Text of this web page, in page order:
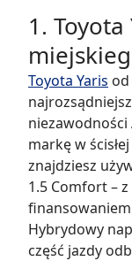
1.
Toyota Yaris
niezawodności
markę w
znajdziesz
1.5 Comfort –
Hybrydowy
część jazdy